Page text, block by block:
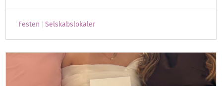
Festen Selskabslokaler